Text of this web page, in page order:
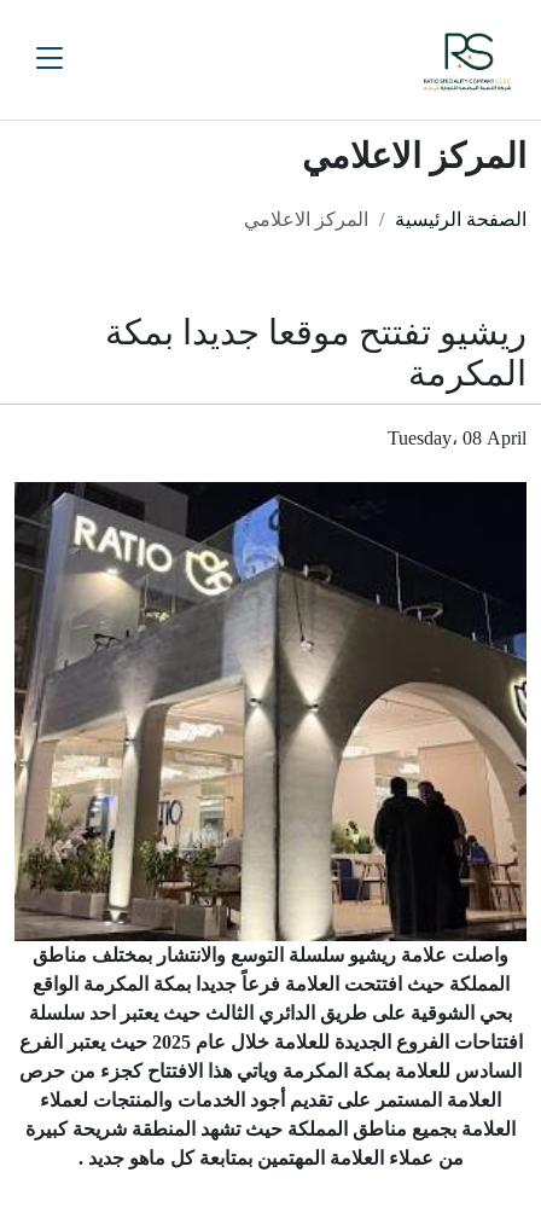
المركز الاعلامي
الصفحة الرئيسية المركز الاعلامي
ريشيو تفتتح موقعا جديدا بمكة
المكرمة
Tuesday، 08 April
واصلت علامة ريشيو سلسلة التوسع والانتشار بمختلف مناطق
المملكة حيث افتتحت العلامة فرعاً جديدا بمكة المكرمة الواقع
بحي الشوقية على طريق الدائري الثالث حيث يعتبر احد سلسلة
افتتاحات الفروع الجديدة للعلامة خلال عام 2025 حيث يعتبر الفرع
السادس للعلامة بمكة المكرمة وياتي هذا الافتتاح كجزء من حرص
العلامة المستمر على تقديم أجود الخدمات والمنتجات لعملاء
العلامة بجميع مناطق المملكة حيث تشهد المنطقة شريحة كبيرة
من عملاء العلامة المهتمين بمتابعة كل ماهو جديد .